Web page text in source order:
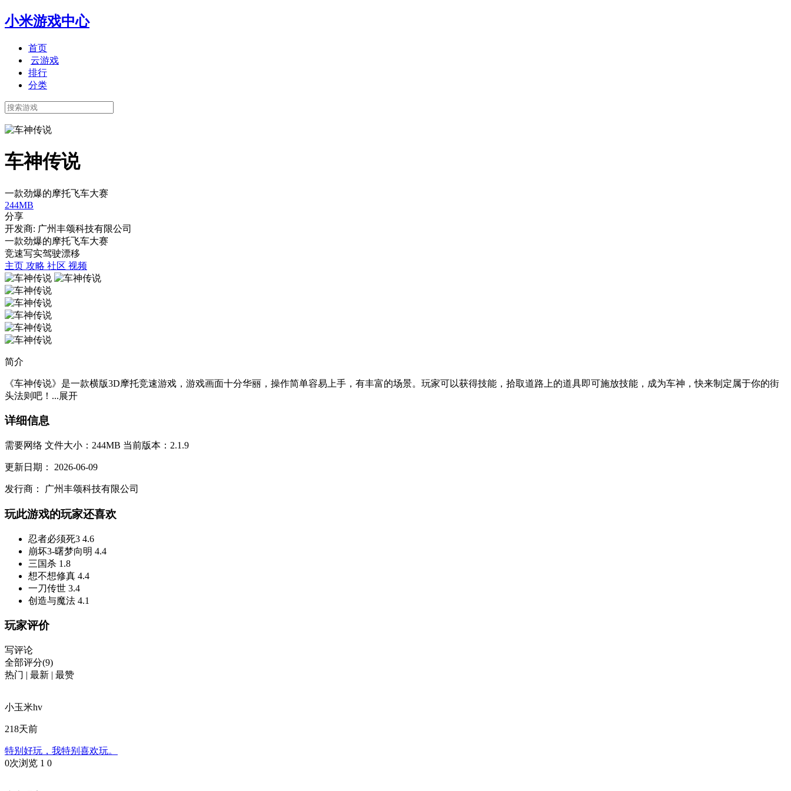
小米游戏中心
首页
云游戏
排行
分类
车神传说
一款劲爆的摩托飞车大赛
244MB
分享
开发商: 广州丰颂科技有限公司
一款劲爆的摩托飞车大赛
竞速写实驾驶漂移
主页 攻略 社区 视频
简介
《车神传说》是一款横版3D摩托竞速游戏，游戏画面十分华丽，操作简单容易上手，有丰富的场景。玩家可以获得技能，拾取道路上的道具即可施放技能，成为车神，快来制定属于你的街
头法则吧！...展开
详细信息
需要网络 文件大小：244MB 当前版本：2.1.9
更新日期： 2026-06-09
发行商： 广州丰颂科技有限公司
玩此游戏的玩家还喜欢
忍者必须死3 4.6
崩坏3-曙梦向明 4.4
三国杀 1.8
想不想修真 4.4
一刀传世 3.4
创造与魔法 4.1
玩家评价
写评论
全部评分(9)
热门 | 最新 | 最赞
小玉米hv
218天前
特别好玩，我特别喜欢玩。
0次浏览 1 0